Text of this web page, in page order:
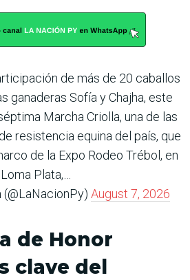
de más de 20 caballos
ganaderas Sofía y Chajha, este
Marcha Criolla, una de las
resistencia equina del país, que
de la Expo Rodeo Trébol, en
Loma Plata,…
August 7, 2026
de Honor
clave del